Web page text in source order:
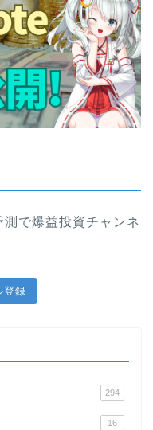
で爆益投資チャンネ
登録
294
16